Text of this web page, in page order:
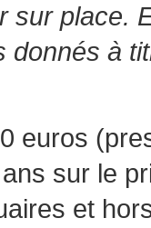
sur place.
donnés à
euros
sur le
et